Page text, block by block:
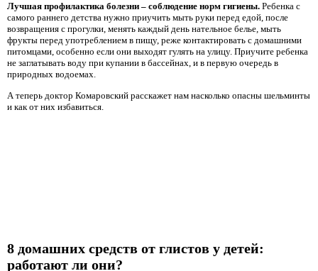
Лучшая профилактика болезни – соблюдение норм гигиены. Ребенка с
самого раннего детства нужно приучить мыть руки перед едой, после
возвращения с прогулки, менять каждый день нательное белье, мыть
фрукты перед употреблением в пищу, реже контактировать с домашними
питомцами, особенно если они выходят гулять на улицу. Приучите ребенка
не заглатывать воду при купании в бассейнах, и в первую очередь в
природных водоемах.
А теперь доктор Комаровский расскажет нам насколько опасны шельминты
и как от них избавиться.
8 домашних средств от глистов у детей:
работают ли они?